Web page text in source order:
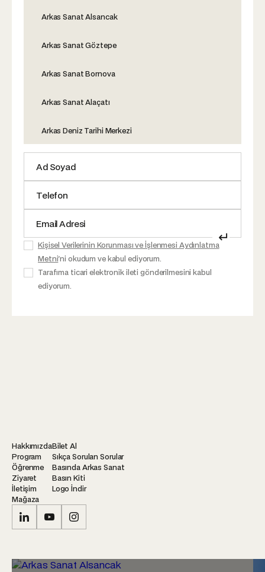
Arkas Sanat Alsancak
Arkas Sanat Göztepe
Arkas Sanat Bornova
Arkas Sanat Alaçatı
Arkas Deniz Tarihi Merkezi
Kişisel Verilerinin Korunması ve İşlenmesi Aydınlatma
Metni'ni okudum ve kabul ediyorum.
Tarafıma ticari elektronik ileti gönderilmesini kabul
ediyorum.
↵
Hakkımızda
Program
Öğrenme
Ziyaret
İletişim
Mağaza
Bilet Al
Sıkça Sorulan Sorular
Basında Arkas Sanat
Basın Kiti
Logo İndir